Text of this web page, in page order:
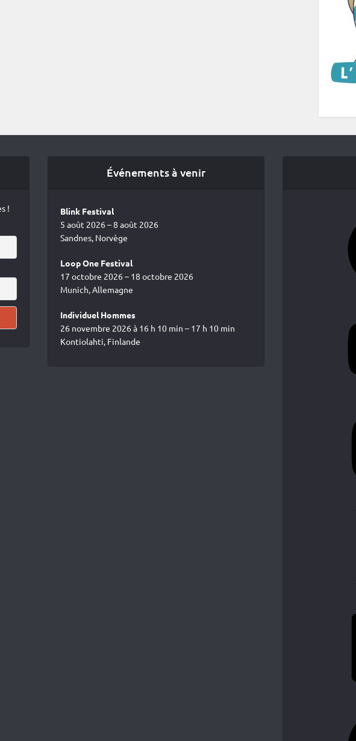
!
Événements à venir
Blink Festival
5 août 2026 – 8 août 2026
Sandnes, Norvège
Loop One Festival
17 octobre 2026 – 18 octobre 2026
Munich, Allemagne
Individuel Hommes
26 novembre 2026 à 16 h 10 min – 17 h 10 min
Kontiolahti, Finlande